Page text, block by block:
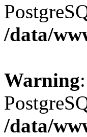
/data/
Warning
/data/